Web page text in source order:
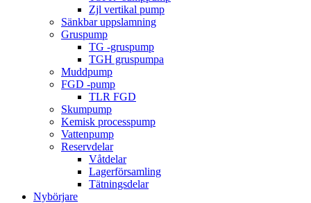
Zjl vertikal pump
Sänkbar uppslamning
Gruspump
TG -gruspump
TGH gruspumpa
Muddpump
FGD -pump
TLR FGD
Skumpump
Kemisk processpump
Vattenpump
Reservdelar
Våtdelar
Lagerförsamling
Tätningsdelar
Nybörjare